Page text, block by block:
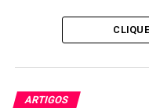
recuperado da mesma
outros corpos hídricos
ARTIGOS